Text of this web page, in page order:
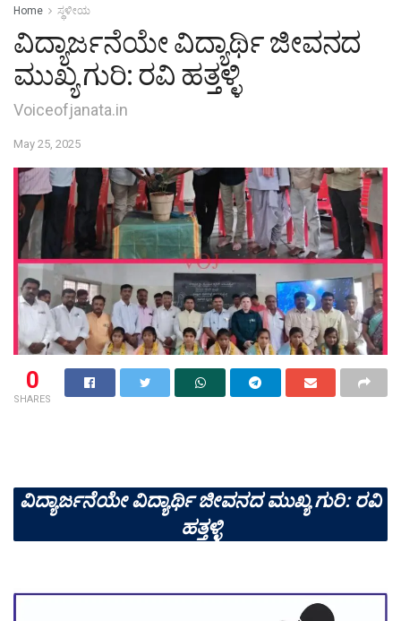
Home ಸ್ಥಳೀಯ
ವಿದ್ಯಾರ್ಜನೆಯೇ ವಿದ್ಯಾರ್ಥಿ ಜೀವನದ
ಮುಖ್ಯ ಗುರಿ: ರವಿ ಹತ್ತಳ್ಳಿ
Voiceofjanata.in
May 25, 2025
0
SHARES
ವಿದ್ಯಾರ್ಜನೆಯೇ ವಿದ್ಯಾರ್ಥಿ ಜೀವನದ ಮುಖ್ಯ ಗುರಿ: ರವಿ
ಹತ್ತಳ್ಳಿ